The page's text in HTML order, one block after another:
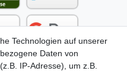
Technologien auf unserer
Daten von
IP-Adresse), um z.B.